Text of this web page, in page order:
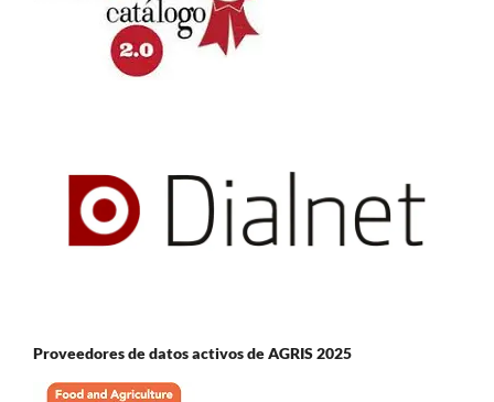
Proveedores de datos activos de AGRIS 2025